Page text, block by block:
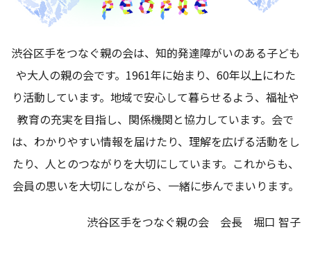
渋谷区手をつなぐ親の会は、知的発達障がいのある子ども
や大人の親の会です。1961年に始まり、60年以上にわた
り活動しています。地域で安心して暮らせるよう、福祉や
教育の充実を目指し、関係機関と協力しています。会で
は、わかりやすい情報を届けたり、理解を広げる活動をし
たり、人とのつながりを大切にしています。これからも、
会員の思いを大切にしながら、一緒に歩んでまいります。
渋谷区手をつなぐ親の会 会長 堀口 智子